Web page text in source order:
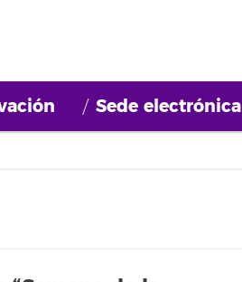
Sede electrónica